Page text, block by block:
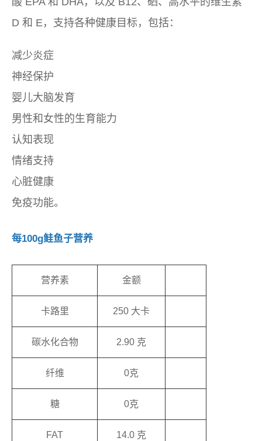
D 和 E，支持各种健康目标，包括：
减少炎症
神经保护
婴儿大脑发育
男性和女性的生育能力
认知表现
情绪支持
心脏健康
免疫功能。
每100g鲑鱼子营养
营养素 金额
卡路里 250 大卡
碳水化合物 2.90 克
纤维 0克
糖 0克
FAT 14.0 克